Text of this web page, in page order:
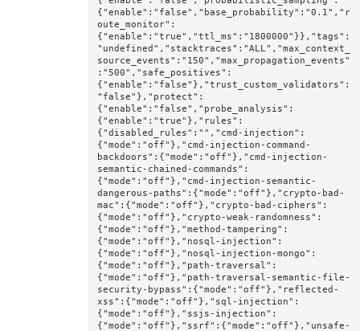
{"enable":"false","base_probability":"0.1","r
oute_monitor":
{"enable":"true","ttl_ms":"1800000"}},"tags":
"undefined","stacktraces":"ALL","max_context_
source_events":"150","max_propagation_events"
:"500","safe_positives":
{"enable":"false"},"trust_custom_validators":
"false"},"protect":
{"enable":"false","probe_analysis":
{"enable":"true"},"rules":
{"disabled_rules":"","cmd-injection":
{"mode":"off"},"cmd-injection-command-
backdoors":{"mode":"off"},"cmd-injection-
semantic-chained-commands":
{"mode":"off"},"cmd-injection-semantic-
dangerous-paths":{"mode":"off"},"crypto-bad-
mac":{"mode":"off"},"crypto-bad-ciphers":
{"mode":"off"},"crypto-weak-randomness":
{"mode":"off"},"method-tampering":
{"mode":"off"},"nosql-injection":
{"mode":"off"},"nosql-injection-mongo":
{"mode":"off"},"path-traversal":
{"mode":"off"},"path-traversal-semantic-file-
security-bypass":{"mode":"off"},"reflected-
xss":{"mode":"off"},"sql-injection":
{"mode":"off"},"ssjs-injection":
{"mode":"off"},"ssrf":{"mode":"off"},"unsafe-